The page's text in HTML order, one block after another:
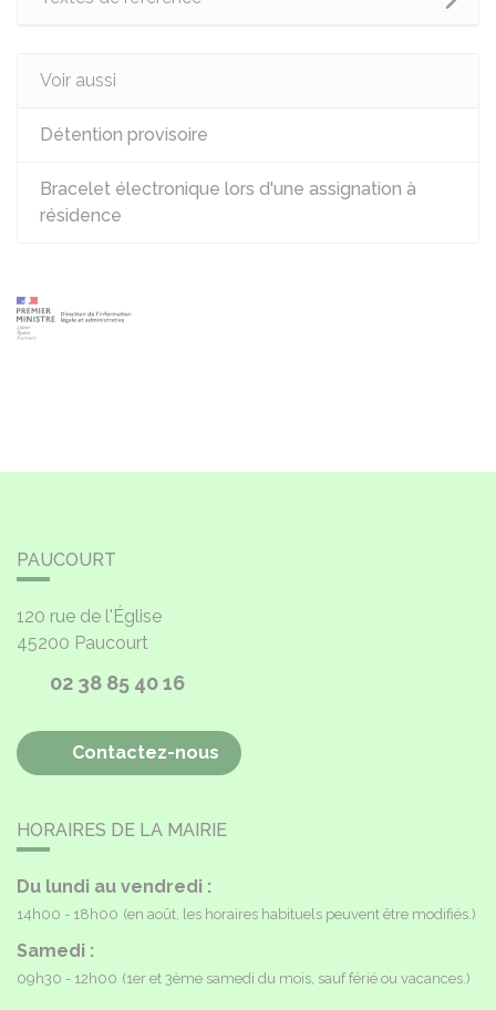
Voir aussi
Détention provisoire
Bracelet électronique lors d'une assignation à
résidence
PAUCOURT
120 rue de l'Église
45200 Paucourt
02 38 85 40 16
Contactez-nous
HORAIRES DE LA MAIRIE
Du lundi au vendredi :
14h00 - 18h00 (en août, les horaires habituels peuvent être modifiés.)
Samedi :
09h30 - 12h00 (1er et 3ème samedi du mois, sauf férié ou vacances.)